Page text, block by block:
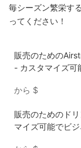
毎シーズン繁栄す
ってください！
販売のための
- カスタマイズ可
から $
販売のためのド
マイズ可能でビ